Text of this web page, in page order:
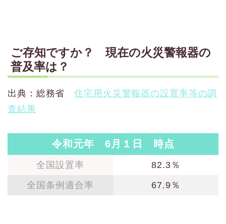
ご存知ですか？ 現在の火災警報器の
普及率は？
出典：総務省住宅用火災警報器の設置率等の調
査結果
令和元年 6月１日 時点
全国設置率
82.3％
全国条例適合率
67.9％